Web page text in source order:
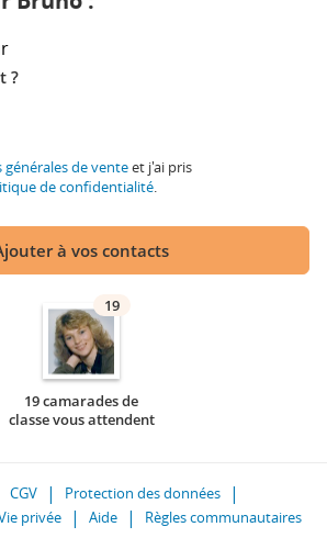
?
de venteet j'ai pris
de confidentialité.
à vos contacts
19
19 camarades de
classe vous attendent
CGV
Protection des données
privée Aide Règles communautaires